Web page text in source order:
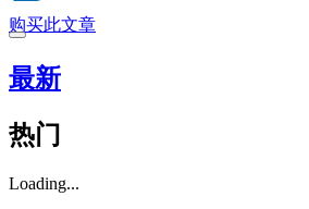
购买此文章
最新
热门
Loading...